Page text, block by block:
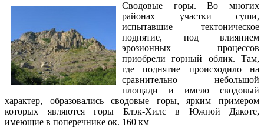
Сводовые горы. Во многих
районах участки суши,
испытавшие тектоническое
поднятие, под влиянием
эрозионных процессов
приобрели горный облик. Там,
где поднятие происходило на
сравнительно небольшой
площади и имело сводовый
характер, образовались сводовые горы, ярким примером
которых являются горы Блэк-Хилс в Южной Дакоте,
имеющие в поперечнике ок. 160 км